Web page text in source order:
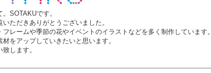
SOTAKUです。
いただきありがとうございました。
フレームや季節の花やイベントのイラストなどを多く制作しています。
材をアップしていきたいと思います。
します。